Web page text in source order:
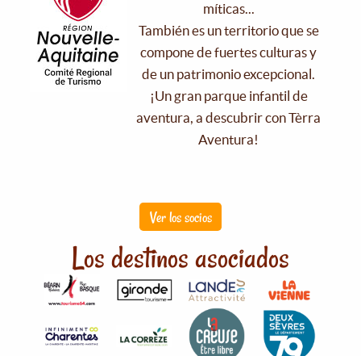
míticas...
También es un territorio que se
compone de fuertes culturas y
de un patrimonio excepcional.
¡Un gran parque infantil de
aventura, a descubrir con Tèrra
Aventura!
Ver los socios
Los destinos asociados